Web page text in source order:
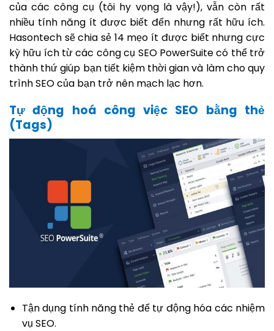
của các công cụ (tôi hy vọng là vậy!), vẫn còn rất
nhiều tính năng ít được biết đến nhưng rất hữu ích.
Hasontech sẽ chia sẻ 14 mẹo ít được biết nhưng cực
kỳ hữu ích từ các công cụ SEO PowerSuite có thể trở
thành thứ giúp bạn tiết kiệm thời gian và làm cho quy
trình SEO của bạn trở nên mạch lạc hơn.
Tự động hoá công việc SEO bằng thẻ
(Tags)
Tận dụng tính năng thẻ để tự động hóa các nhiệm
vụ SEO.